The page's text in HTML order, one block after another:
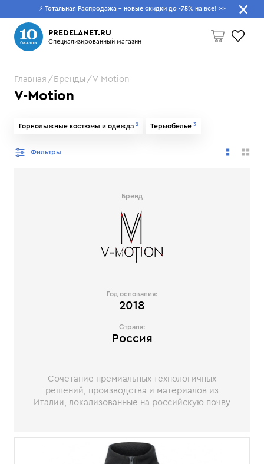
⚡ Тотальная Распродажа - новые скидки до -75% на все! >>
PREDELANET.RU
Специализированный магазин
Пусто
Что будем искать?
Главная Бренды V-Motion
V-Motion
Горнолыжные костюмы и одежда 2 Термобелье 3
Фильтры
Бренд
Год основания:
2018
Страна:
Россия
Сочетание премиальных технологичных
решений, производства и материалов из
Италии, локализованные на российскую почву